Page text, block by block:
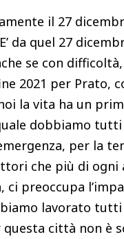
il 27
da quel 27
se con
2021 per Prato,
la vita ha un
dobbiamo
per la
che più di
ci preoccupa
lavorato
città non è